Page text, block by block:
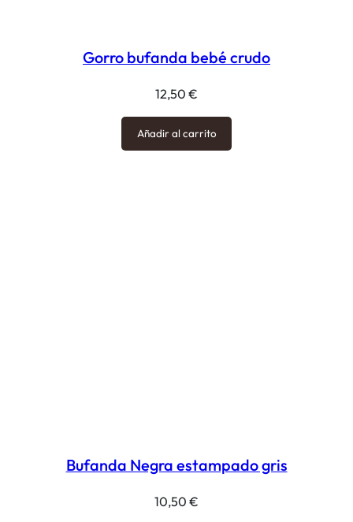
Gorro bufanda bebé crudo
12,50 €
Añadir al carrito
Bufanda Negra estampado gris
10,50 €